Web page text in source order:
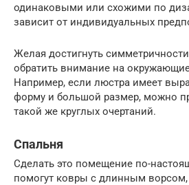
одинаковыми или схожими по
зависит от индивидуальных
Желая достигнуть
обратить внимание на
Например, если люстра имеет
форму и большой размер, можно
такой же круглых очертаний.
Спальня
Сделать это помещение по-
помогут ковры с длинным